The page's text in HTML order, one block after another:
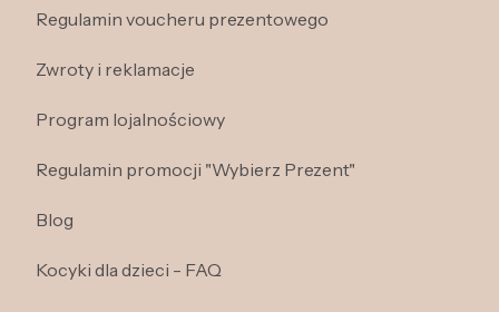
Regulamin voucheru prezentowego
Zwroty i reklamacje
Program lojalnościowy
Regulamin promocji "Wybierz Prezent"
Blog
Kocyki dla dzieci - FAQ